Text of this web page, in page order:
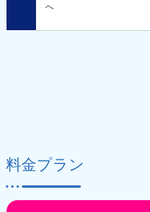
へ
料金プラン